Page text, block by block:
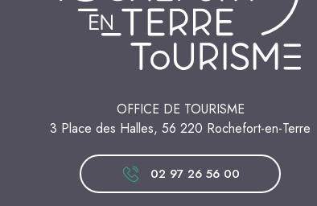
OFFICE DE TOURISME
3 Place des Halles, 56 220 Rochefort-en-Terre
02 97 26 56 00